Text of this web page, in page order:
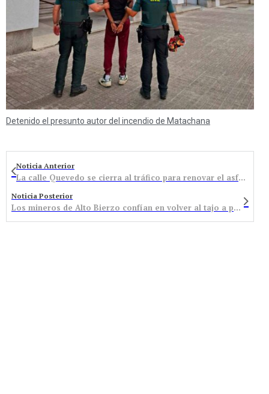
Detenido el presunto autor del incendio de Matachana
Noticia Anterior
La calle Quevedo se cierra al tráfico para renovar el asfalto
Noticia Posterior
Los mineros de Alto Bierzo confían en volver al tajo a partir del lunes